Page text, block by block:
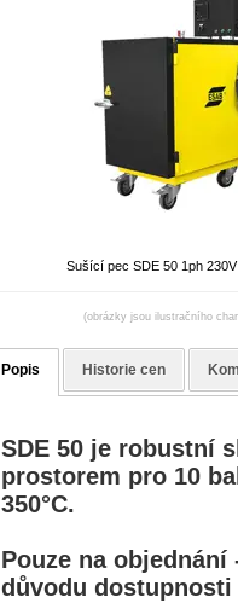
Sušící pec SDE 50 1ph
(obrázky jsou ilustračního
Popis Historie cen
SDE 50 je robustní
prostorem pro 10
350°C.
Pouze na
důvodu dostupnosti